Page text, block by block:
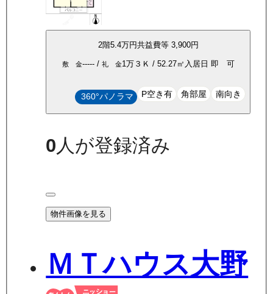
2階5.4万円共益費等 3,900円
敷 金-----/ 礼 金1万３Ｋ / 52.27㎡ 入居日 即 可
360°パノラマ P空き有 角部屋 南向き
0人が登録済み
物件画像を見る
ＭＴハウス大野